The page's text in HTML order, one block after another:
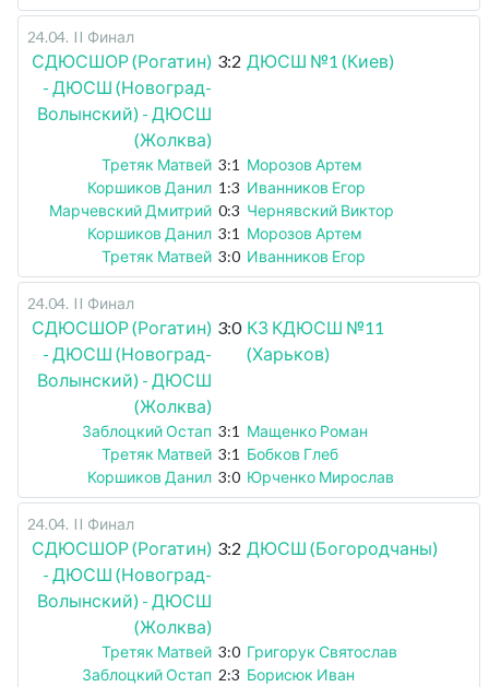
24.04. II Финал
СДЮСШОР (Рогатин)
- ДЮСШ (Новоград-
Волынский) - ДЮСШ
(Жолква)
3:2 ДЮСШ №1 (Киев)
Третяк Матвей 3:1 Морозов Артем
Коршиков Данил 1:3 Иванников Егор
Марчевский Дмитрий 0:3 Чернявский Виктор
Коршиков Данил 3:1 Морозов Артем
Третяк Матвей 3:0 Иванников Егор
24.04. II Финал
СДЮСШОР (Рогатин)
- ДЮСШ (Новоград-
Волынский) - ДЮСШ
(Жолква)
3:0 КЗ КДЮСШ №11
(Харьков)
Заблоцкий Остап 3:1 Мащенко Роман
Третяк Матвей 3:1 Бобков Глеб
Коршиков Данил 3:0 Юрченко Мирослав
24.04. II Финал
СДЮСШОР (Рогатин)
- ДЮСШ (Новоград-
Волынский) - ДЮСШ
(Жолква)
3:2 ДЮСШ (Богородчаны)
Третяк Матвей 3:0 Григорук Святослав
Заблоцкий Остап 2:3 Борисюк Иван